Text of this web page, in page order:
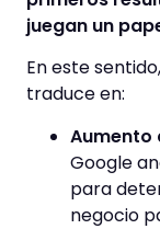
juegan un
En este
traduce en:
Aumento
Google
para
negocio